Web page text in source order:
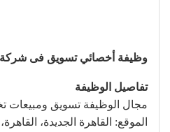
وظيفة أخصائي تسويق فى شركة
تفاصيل الوظيفة
مجال الوظيفة تسويق ومبيعات
الموقع: القاهرة الجديدة،